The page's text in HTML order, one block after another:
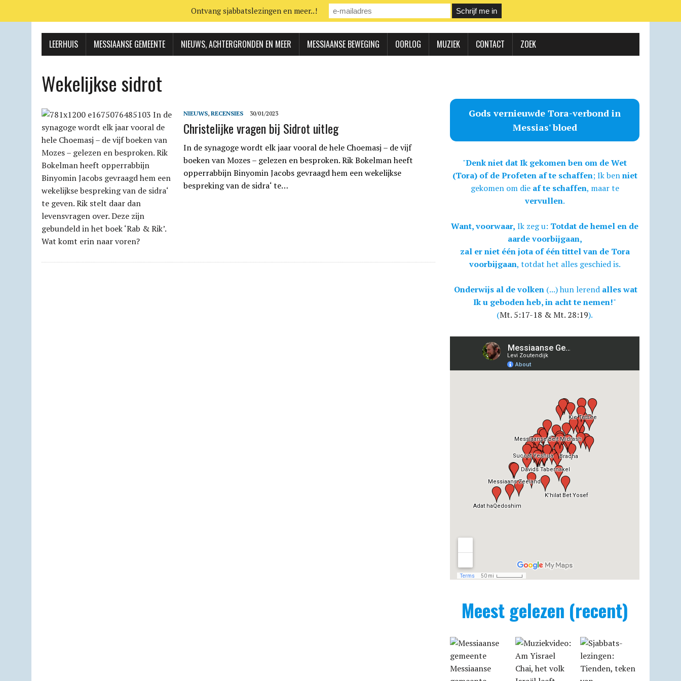
LEERHUIS MESSIAANSE GEMEENTE NIEUWS, ACHTERGRONDEN EN MEER MESSIAANSE BEWEGING OORLOG MUZIEK CONTACT ZOEK
Wekelijkse sidrot
NIEUWS, RECENSIES 30/01/2023
Christelijke vragen bij Sidrot uitleg
In de synagoge wordt elk jaar vooral de hele Choemasj – de vijf
boeken van Mozes – gelezen en besproken. Rik Bokelman heeft
opperrabbijn Binyomin Jacobs gevraagd hem een wekelijkse
bespreking van de sidra‘ te…
Gods vernieuwde Tora-verbond in
Messias' bloed
"Denk niet dat Ik gekomen ben om de Wet
(Tora) of de Profeten af te schaffen; Ik benniet
gekomen om die af te schaffen, maar te
vervullen.
Want, voorwaar, Ik zeg u: Totdat de hemel en de
aarde voorbijgaan,
zal er niet één jota of één tittel van de Tora
voorbijgaan, totdat het alles geschied is.
Onderwijs al de volken (...) hun lerend alles wat
Ik u geboden heb, in acht te nemen!"
(Mt. 5:17-18 & Mt. 28:19).
Meest gelezen (recent)
Messiaanse
Ontvang sjabbatslezingen en meer..!